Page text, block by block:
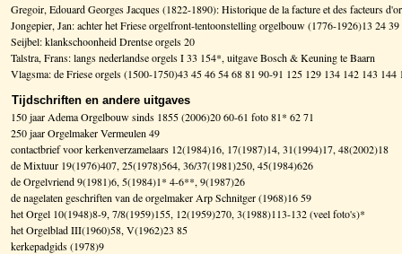
Gregoir, Edouard Georges Jacques (1822-1890): Historique de la facture et des facteurs
Jongepier, Jan: achter het Friese orgelfront-tentoonstelling orgelbouw (1776-1926)13 24 39
Seijbel: klankschoonheid Drentse orgels 20
Talstra, Frans: langs nederlandse orgels I 33 154*, uitgave Bosch & Keuning te Baarn
Vlagsma: de Friese orgels (1500-1750)43 45 46 54 68 81 90-91 125 129 134 142 143
Tijdschriften en andere uitgaves
150 jaar Adema Orgelbouw sinds 1855 (2006)20 60-61 foto 81* 62 71
250 jaar Orgelmaker Vermeulen 49
contactbrief voor kerkenverzamelaars 12(1984)16, 17(1987)14, 31(1994)17, 48(2002)18
de Mixtuur 19(1976)407, 25(1978)564, 36/37(1981)250, 45(1984)626
de Orgelvriend 9(1981)6, 5(1984)1* 4-6**, 9(1987)26
de nagelaten geschriften van de orgelmaker Arp Schnitger (1968)16 59
het Orgel 10(1948)8-9, 7/8(1959)155, 12(1959)270, 3(1988)113-132 (veel foto's)*
het Orgelblad III(1960)58, V(1962)23 85
kerkepadgids (1978)9